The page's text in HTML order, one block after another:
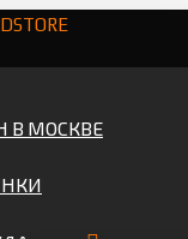
В МОСКВЕ